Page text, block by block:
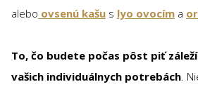
alebo ovsenú kašu s lyo ovocím a
To, čo budete počas pôst piť
vašich individuálnych potrebách .